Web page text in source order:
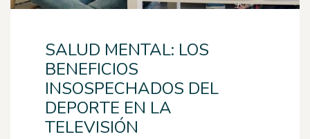
SALUD MENTAL: LOS
BENEFICIOS
INSOSPECHADOS DEL
DEPORTE EN LA
TELEVISIÓN